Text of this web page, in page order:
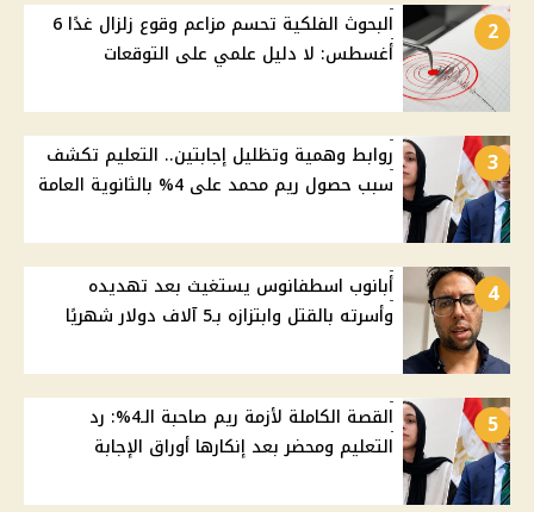
2
البحوث الفلكية تحسم مزاعم وقوع زلزال غدًا 6
أغسطس: لا دليل علمي على التوقعات
3
روابط وهمية وتظليل إجابتين.. التعليم تكشف
سبب حصول ريم محمد على 4% بالثانوية العامة
4
أبانوب اسطفانوس يستغيث بعد تهديده
وأسرته بالقتل وابتزازه بـ5 آلاف دولار شهريًا
5
القصة الكاملة لأزمة ريم صاحبة الـ4%: رد
التعليم ومحضر بعد إنكارها أوراق الإجابة